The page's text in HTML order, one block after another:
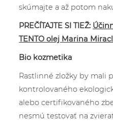
skúmajte a až potom
PREČÍTAJTE SI TIEŽ:
TENTO olej Marina
Bio kozmetika
Rastlinné zložky by mali
kontrolovaného
alebo certifikovaného
nesmú testovať na